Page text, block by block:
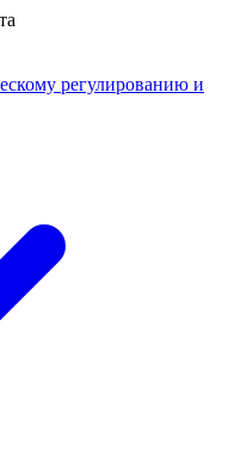
регулированию и